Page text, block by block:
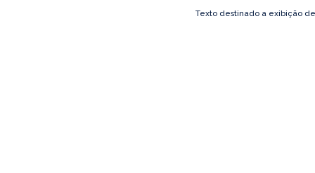
Texto destinado a exibição